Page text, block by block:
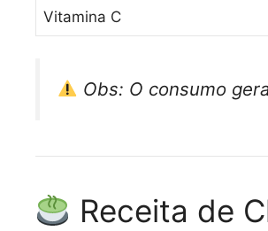
Vitamina C
Obs: O consumo
Receita de